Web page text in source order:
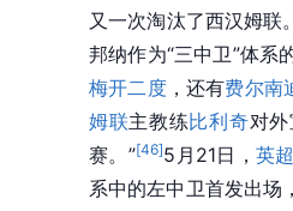
又一次淘汰了西汉姆联
邦纳作为“三中卫”体系
梅开二度，还有费尔南
姆联主教练比利奇对
赛。”[46]5月21日， 英
系中的左中卫首发出场